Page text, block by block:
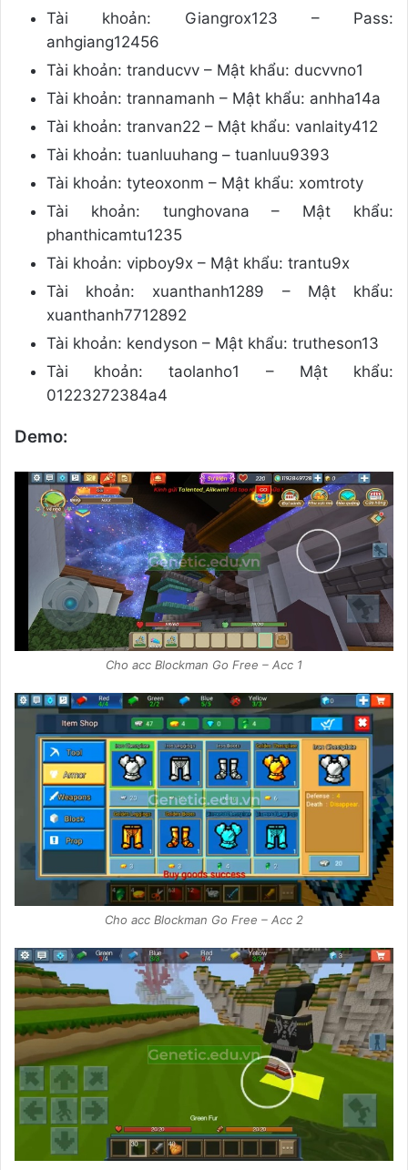
Tài khoản: Giangrox123 – Pass:
anhgiang12456
Tài khoản: tranducvv – Mật khẩu: ducvvno1
Tài khoản: trannamanh – Mật khẩu: anhha14a
Tài khoản: tranvan22 – Mật khẩu: vanlaity412
Tài khoản: tuanluuhang – tuanluu9393
Tài khoản: tyteoxonm – Mật khẩu: xomtroty
Tài khoản: tunghovana – Mật khẩu:
phanthicamtu1235
Tài khoản: vipboy9x – Mật khẩu: trantu9x
Tài khoản: xuanthanh1289 – Mật khẩu:
xuanthanh7712892
Tài khoản: kendyson – Mật khẩu: trutheson13
Tài khoản: taolanho1 – Mật khẩu:
01223272384a4
Demo:
Cho acc Blockman Go Free – Acc 1
Cho acc Blockman Go Free – Acc 2